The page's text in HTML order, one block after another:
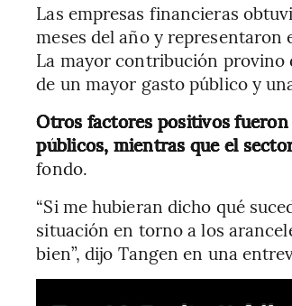
Las empresas financieras
meses del año y representaron
La mayor contribución provino
de un mayor gasto público y
Otros factores positivos
públicos, mientras que el
fondo.
“Si me hubieran dicho qué
situación en torno a los
bien”, dijo Tangen en una